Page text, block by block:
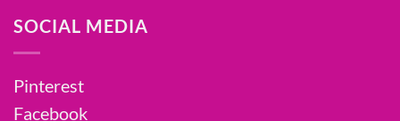
SOCIAL MEDIA
Pinterest
Facebook